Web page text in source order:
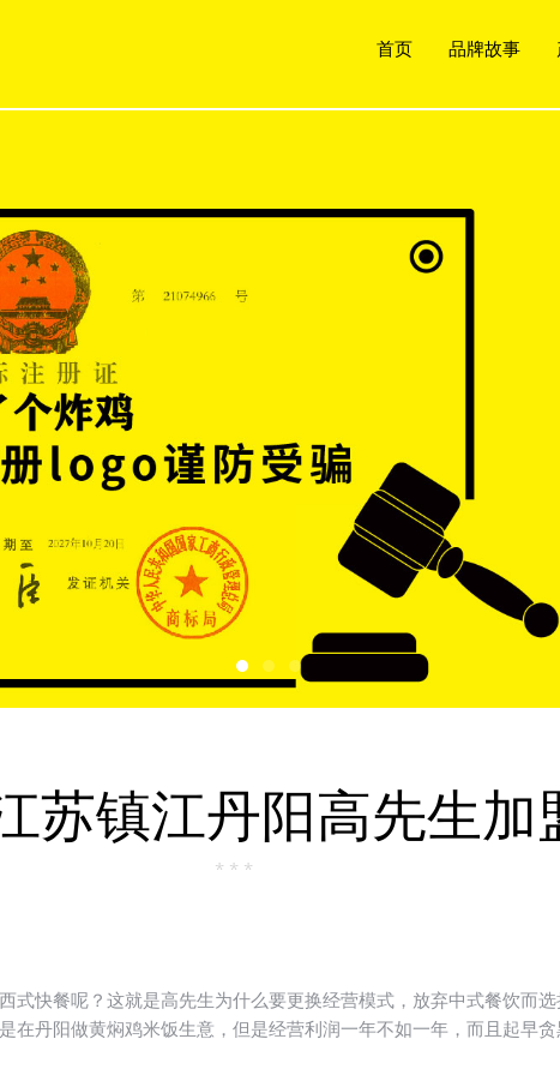
首页 品牌故事
苏镇江丹阳高先生加
* * *
式快餐呢？这就是高先生为什么要更换经营模式，放弃中式餐饮而
丹阳做黄焖鸡米饭生意，但是经营利润一年不如一年，而且起早贪